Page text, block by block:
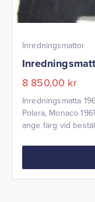
Inredningsmattor
8 850,00 kr
Inredningsmatta
Polara, Monaco
ange färg vid